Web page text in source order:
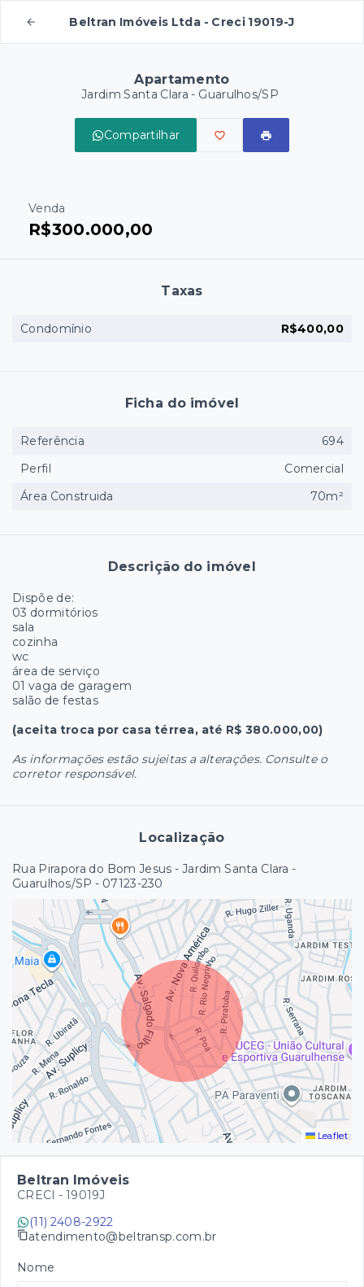
Beltran Imóveis Ltda - Creci 19019-J
Apartamento
Jardim Santa Clara - Guarulhos/SP
Compartilhar
Venda
R$300.000,00
Descrição do imóvel
Dispõe de:
03 dormitórios
sala
cozinha
wc
área de serviço
01 vaga de garagem
salão de festas
(aceita troca por casa térrea, até R$ 380.000,00)
As informações estão sujeitas a alterações. Consulte o
corretor responsável.
Localização
Rua Pirapora do Bom Jesus - Jardim Santa Clara -
Guarulhos/SP - 07123-230
Leaflet
Taxas
Condomínio R$400,00
Ficha do imóvel
Referência
694
Perfil
Comercial
Área Construida
70m²
Beltran Imóveis
CRECI - 19019J
(11) 2408-2922
atendimento@beltransp.com.br
Nome